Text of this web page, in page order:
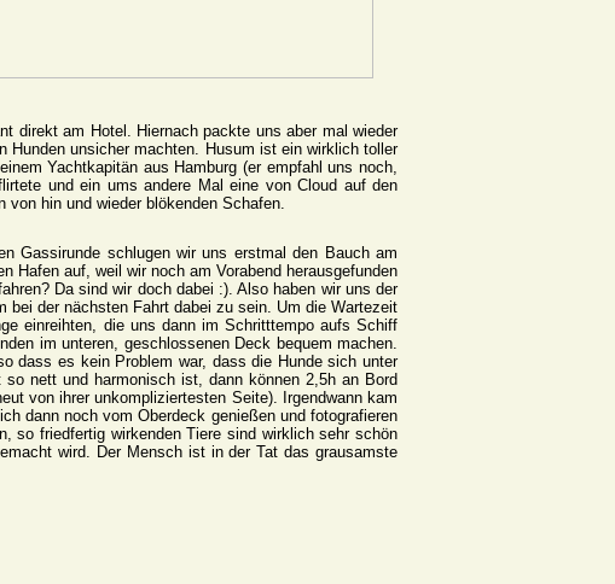
direkt am Hotel. Hiernach packte uns aber mal wieder
unsicher machten. Husum ist ein wirklich toller
Yachtkapitän aus Hamburg (er empfahl uns noch,
und ein ums andere Mal eine von Cloud auf den
hin und wieder blökenden Schafen.
Gassirunde schlugen wir uns erstmal den Bauch am
Hafen auf, weil wir noch am Vorabend herausgefunden
Da sind wir doch dabei :). Also haben wir uns der
bei der nächsten Fahrt dabei zu sein. Um die Wartezeit
einreihten, die uns dann im Schritttempo aufs Schiff
im unteren, geschlossenen Deck bequem machen.
dass es kein Problem war, dass die Hunde sich unter
nett und harmonisch ist, dann können 2,5h an Bord
von ihrer unkompliziertesten Seite). Irgendwann kam
dann noch vom Oberdeck genießen und fotografieren
so friedfertig wirkenden Tiere sind wirklich sehr schön
wird. Der Mensch ist in der Tat das grausamste